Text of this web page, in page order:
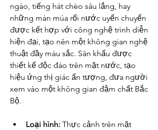
ngào, tiếng hát chèo sâu lắng, hay
những màn múa rối nước uyển chuyển
được kết hợp với công nghệ trình diễn
hiện đại, tạo nên một không gian nghệ
thuật đầy màu sắc. Sân khấu được
thiết kế độc đáo trên mặt nước, tạo
hiệu ứng thị giác ấn tượng, đưa người
xem vào một không gian đậm chất Bắc
Bộ.
Loại hình: Thực cảnh trên mặt